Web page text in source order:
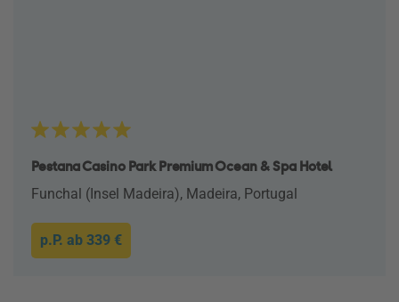
Pestana Casino Park Premium Ocean & Spa Hotel
Funchal (Insel Madeira), Madeira, Portugal
p.P. ab 339 €